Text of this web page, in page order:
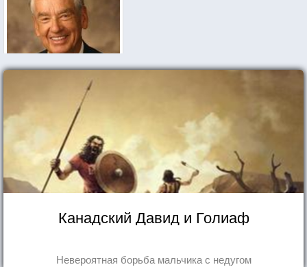
Канадский Давид и Голиаф
Невероятная борьба мальчика с недугом